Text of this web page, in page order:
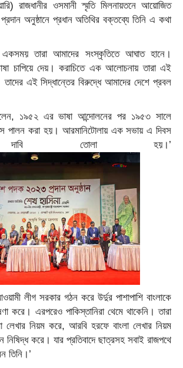
রাজধানীর ওসমানী স্মৃতি মিলনায়তনে আয়োজিত
অনুষ্ঠানে প্রধান অতিথির বক্তব্যে তিনি এ কথা
তারা আমাদের সংস্কৃতিতে আঘাত হানে।
চাপিয়ে দেয়। করাচিতে এক আলোচনায় তারা এই
তাদের এই সিদ্ধান্তের বিরুদ্ধে আমাদের দেশে প্রবল
১৯৫২ এর ভাষা আন্দোলনের পর ১৯৫৩ সালে
পালন করা হয়। আরমানিটোলায় এক সভায় এ দিবস
দাবি তোলা হয়।’
লীগ সরকার গঠন করে উর্দুর পাশাপাশি বাংলাকে
করে। এরপরেও পাকিস্তানিরা থেমে থাকেনি। তারা
লেখার নিয়ম করে, আরবি হরফে বাংলা লেখার নিয়ম
নিষিদ্ধ করে। যার প্রতিবাদে ছাত্রসহ সবাই রাজপথে
তিনি।’